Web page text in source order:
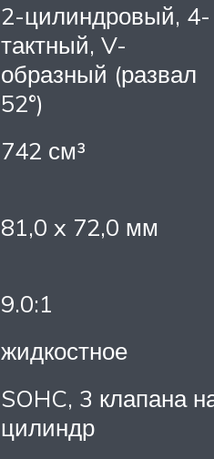
2-цилиндровый, 4-
тактный, V-
образный (развал
52°)
742 см³
81,0 x 72,0 мм
9.0:1
жидкостное
SOHC, 3 клапана
цилиндр